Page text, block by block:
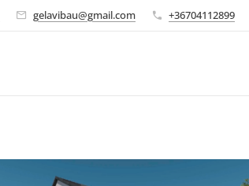
gelavibau@gmail.com +36704112899